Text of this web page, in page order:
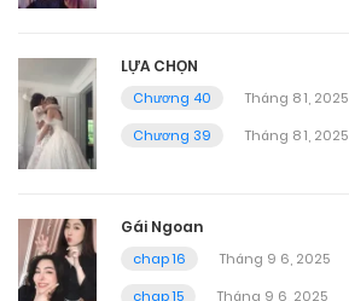
LỰA CHỌN
Chương 40
Tháng 8 1, 2025
Chương 39
Tháng 8 1, 2025
Gái Ngoan
chap 16
Tháng 9 6, 2025
chap 15
Tháng 9 6, 2025